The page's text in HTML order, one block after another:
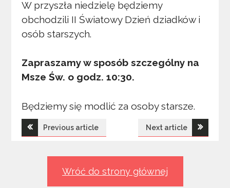
W przyszła niedzielę będziemy
obchodzili II Światowy Dzień dziadków i
osób starszych.
Zapraszamy w sposób szczególny na
Msze Św. o godz. 10:30.
Będziemy się modlić za osoby starsze.
Nawigacja
Previous article Next article
Wróć do strony głównej